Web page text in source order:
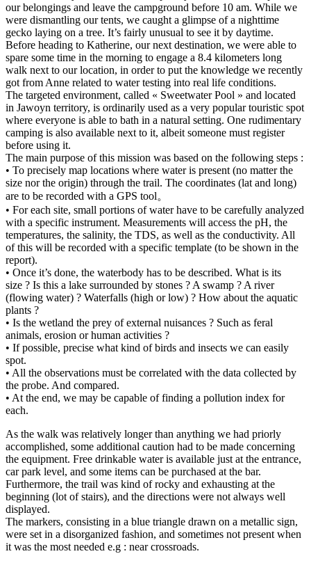
our belongings and leave the campground before 10 am. While we
were dismantling our tents, we caught a glimpse of a nighttime
gecko laying on a tree. It’s fairly unusual to see it by daytime.
Before heading to Katherine, our next destination, we were able to
spare some time in the morning to engage a 8.4 kilometers long
walk next to our location, in order to put the knowledge we recently
got from Anne related to water testing into real life conditions.
The targeted environment, called « Sweetwater Pool » and located
in Jawoyn territory, is ordinarily used as a very popular touristic spot
where everyone is able to bath in a natural setting. One rudimentary
camping is also available next to it, albeit someone must register
before using it.
The main purpose of this mission was based on the following steps :
• To precisely map locations where water is present (no matter the
size nor the origin) through the trail. The coordinates (lat and long)
are to be recorded with a GPS tool。
• For each site, small portions of water have to be carefully analyzed
with a specific instrument. Measurements will access the pH, the
temperatures, the salinity, the TDS, as well as the conductivity. All
of this will be recorded with a specific template (to be shown in the
report).
• Once it’s done, the waterbody has to be described. What is its
size ? Is this a lake surrounded by stones ? A swamp ? A river
(flowing water) ? Waterfalls (high or low) ? How about the aquatic
plants ?
• Is the wetland the prey of external nuisances ? Such as feral
animals, erosion or human activities ?
• If possible, precise what kind of birds and insects we can easily
spot.
• All the observations must be correlated with the data collected by
the probe. And compared.
• At the end, we may be capable of finding a pollution index for
each.
As the walk was relatively longer than anything we had priorly
accomplished, some additional caution had to be made concerning
the equipment. Free drinkable water is available just at the entrance,
car park level, and some items can be purchased at the bar.
Furthermore, the trail was kind of rocky and exhausting at the
beginning (lot of stairs), and the directions were not always well
displayed.
The markers, consisting in a blue triangle drawn on a metallic sign,
were set in a disorganized fashion, and sometimes not present when
it was the most needed e.g : near crossroads.